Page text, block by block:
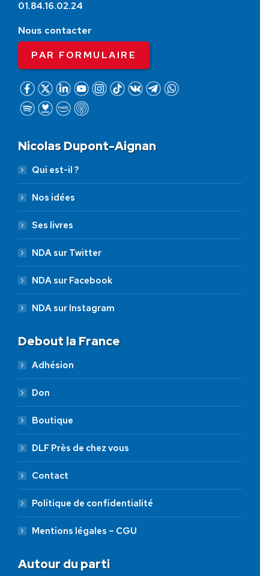
01.84.16.02.24
Nous contacter
PAR FORMULAIRE
Nicolas Dupont-Aignan
Qui est-il ?
Nos idées
Ses livres
NDA sur Twitter
NDA sur Facebook
NDA sur Instagram
Debout la France
Adhésion
Don
Boutique
DLF Près de chez vous
Contact
Politique de confidentialité
Mentions légales – CGU
Autour du parti